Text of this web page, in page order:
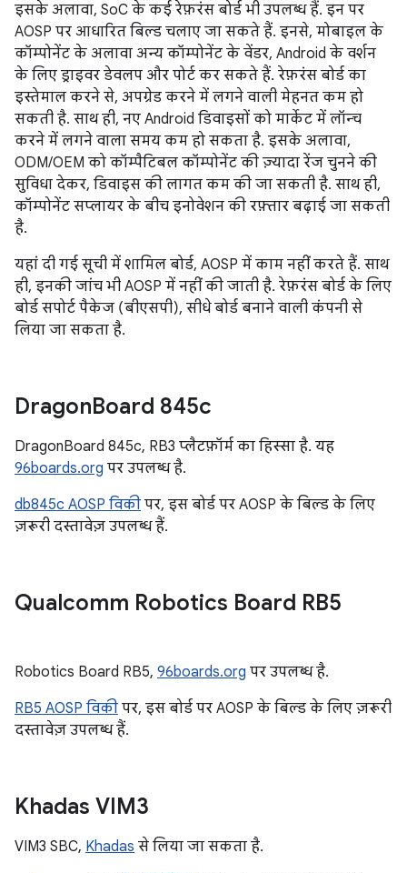
इसके अलावा, SoC के कई रेफ़रंस बोर्ड भी उपलब्ध हैं. इन पर
AOSP पर आधारित बिल्ड चलाए जा सकते हैं. इनसे, मोबाइल के
कॉम्पोनेंट के अलावा अन्य कॉम्पोनेंट के वेंडर, Android के वर्शन
के लिए ड्राइवर डेवलप और पोर्ट कर सकते हैं. रेफ़रंस बोर्ड का
इस्तेमाल करने से, अपग्रेड करने में लगने वाली मेहनत कम हो
सकती है. साथ ही, नए Android डिवाइसों को मार्केट में लॉन्च
करने में लगने वाला समय कम हो सकता है. इसके अलावा,
ODM/OEM को कॉम्पैटिबल कॉम्पोनेंट की ज़्यादा रेंज चुनने की
सुविधा देकर, डिवाइस की लागत कम की जा सकती है. साथ ही,
कॉम्पोनेंट सप्लायर के बीच इनोवेशन की रफ़्तार बढ़ाई जा सकती
है.
यहां दी गई सूची में शामिल बोर्ड, AOSP में काम नहीं करते हैं. साथ
ही, इनकी जांच भी AOSP में नहीं की जाती है. रेफ़रंस बोर्ड के लिए
बोर्ड सपोर्ट पैकेज (बीएसपी), सीधे बोर्ड बनाने वाली कंपनी से
लिया जा सकता है.
DragonBoard 845c
DragonBoard 845c, RB3 प्लैटफ़ॉर्म का हिस्सा है. यह
96boards.org पर उपलब्ध है.
db845c AOSP विकी पर, इस बोर्ड पर AOSP के बिल्ड के लिए
ज़रूरी दस्तावेज़ उपलब्ध हैं.
Qualcomm Robotics Board RB5
Robotics Board RB5, 96boards.org पर उपलब्ध है.
RB5 AOSP विकी पर, इस बोर्ड पर AOSP के बिल्ड के लिए ज़रूरी
दस्तावेज़ उपलब्ध हैं.
Khadas VIM3
VIM3 SBC, Khadas से लिया जा सकता है.